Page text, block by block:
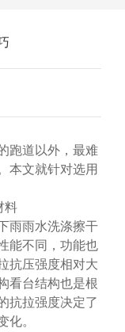
跑道以外，最难
本文就针对选用
料
雨雨水洗涤擦干
能不同，功能也
抗压强度相对大
看台结构也是根
抗拉强度决定了
化。